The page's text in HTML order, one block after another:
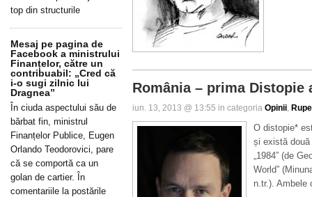
România – prima Distopie
iun. 13, 2013 @ 13:55 in categoria Opinii,
O distopie*
și există
„1984” (de
World”
n.tr.).
top din structurile
Mesaj pe pagina de
Facebook a ministrului
Finanțelor, către un
contribuabil: „Cred că
i-o sugi zilnic lui
Dragnea”
În ciuda aspectului său de
bărbat fin, ministrul
Finanțelor Publice, Eugen
Orlando Teodorovici, pare
că se comportă ca un
golan de cartier. În
comentariile la postările